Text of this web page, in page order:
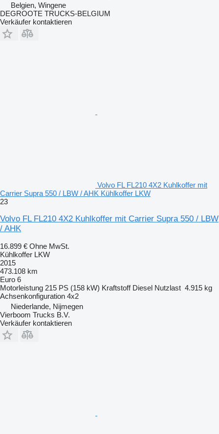
Belgien, Wingene
DEGROOTE TRUCKS-BELGIUM
Verkäufer kontaktieren
Volvo FL FL210 4X2 Kuhlkoffer mit
Carrier Supra 550 / LBW / AHK Kühlkoffer LKW
23
Volvo FL FL210 4X2 Kuhlkoffer mit Carrier Supra 550 / LBW
/ AHK
16.899 € Ohne MwSt.
Kühlkoffer LKW
2015
473.108 km
Euro 6
Motorleistung 215 PS (158 kW) Kraftstoff Diesel Nutzlast 4.915 kg
Achsenkonfiguration 4x2
Niederlande, Nijmegen
Vierboom Trucks B.V.
Verkäufer kontaktieren